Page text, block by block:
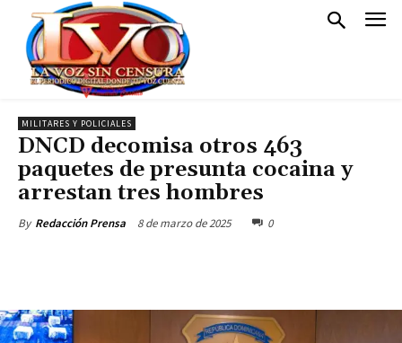
MILITARES Y POLICIALES
DNCD decomisa otros 463
paquetes de presunta cocaina y
arrestan tres hombres
By Redacción Prensa 8 de marzo de 2025 0